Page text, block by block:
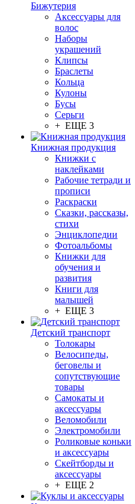
Бижутерия
Аксессуары для
волос
Наборы
украшений
Клипсы
Браслеты
Кольца
Кулоны
Бусы
Серьги
+ ЕЩЕ 3
Книжная продукция
Книжки с
наклейками
Рабочие тетради и
прописи
Раскраски
Сказки, рассказы,
стихи
Энциклопедии
Фотоальбомы
Книжки для
обучения и
развития
Книги для
малышей
+ ЕЩЕ 3
Детский транспорт
Толокары
Велосипеды,
беговелы и
сопутствующие
товары
Самокаты и
аксессуары
Веломобили
Электромобили
Роликовые коньки
и аксессуары
Скейтборды и
аксессуары
+ ЕЩЕ 2